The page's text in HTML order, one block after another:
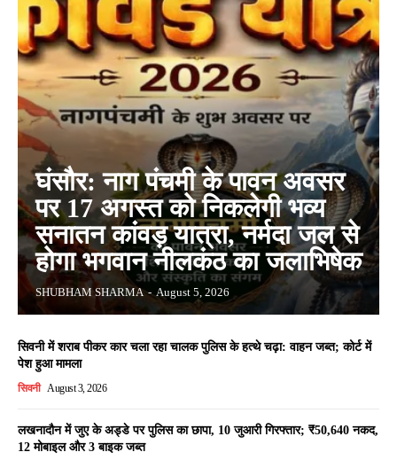
घंसौर: नाग पंचमी के पावन अवसर
पर 17 अगस्त को निकलेगी भव्य
सनातन कांवड़ यात्रा, नर्मदा जल से
होगा भगवान नीलकंठ का जलाभिषेक
SHUBHAM SHARMA - August 5, 2026
सिवनी में शराब पीकर कार चला रहा चालक पुलिस के हत्थे चढ़ा: वाहन जब्त; कोर्ट में
पेश हुआ मामला
सिवनी August 3, 2026
लखनादौन में जुए के अड्डे पर पुलिस का छापा, 10 जुआरी गिरफ्तार; ₹50,640 नकद,
12 मोबाइल और 3 बाइक जब्त